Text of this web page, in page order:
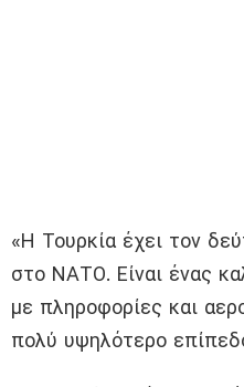
«Η Τουρκία έχει τον
στο ΝΑΤΟ. Είναι ένας
με πληροφορίες και
πολύ υψηλότερο